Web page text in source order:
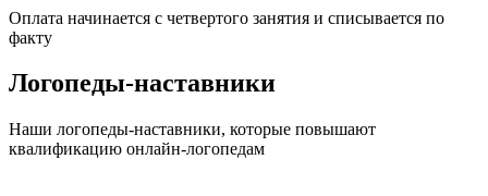
Оплата начинается с четвертого занятия и списывается по
факту
Логопеды-наставники
Наши логопеды-наставники, которые повышают
квалификацию онлайн-логопедам